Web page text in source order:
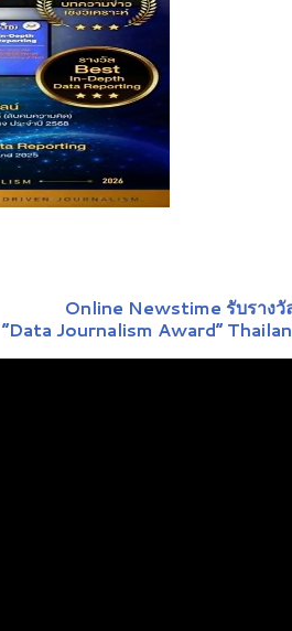
Online Newstime รับรางวั
“Data Journalism Award”